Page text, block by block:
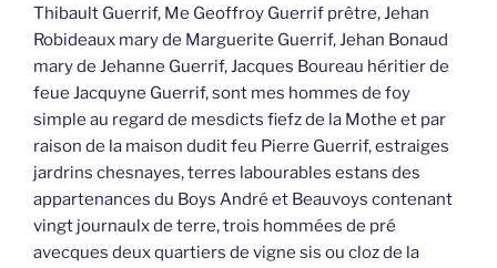
Thibault Guerrif, Me Geoffroy Guerrif prêtre, Jehan
Robideaux mary de Marguerite Guerrif, Jehan Bonaud
mary de Jehanne Guerrif, Jacques Boureau héritier de
feue Jacquyne Guerrif, sont mes hommes de foy
simple au regard de mesdicts fiefz de la Mothe et par
raison de la maison dudit feu Pierre Guerrif, estraiges
jardrins chesnayes, terres labourables estans des
appartenances du Boys André et Beauvoys contenant
vingt journaulx de terre, trois hommées de pré
avecques deux quartiers de vigne sis ou cloz de la